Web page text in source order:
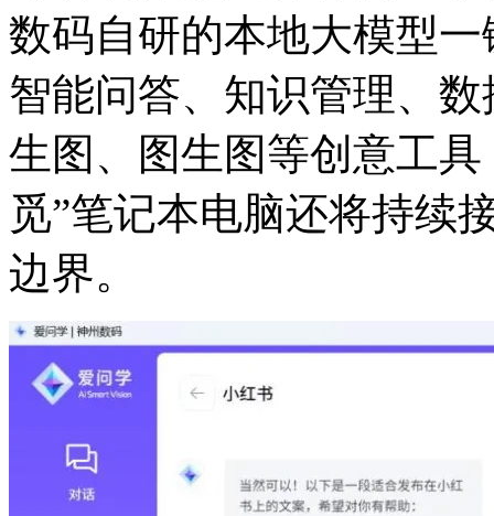
数码自研的本地大模型一
智能问答、知识管理
生图、图生图等创意工
觅”笔记本电脑还将持续
边界。